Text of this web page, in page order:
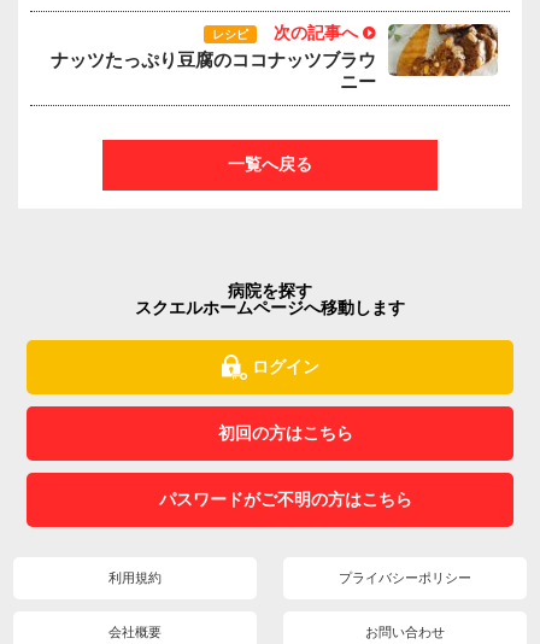
レシピ 次の記事へ
ナッツたっぷり豆腐のココナッツブラウ
ニー
一覧へ戻る
病院を探す
スクエルホームページへ移動します
ログイン
初回の方はこちら
パスワードがご不明の方はこちら
利用規約 プライバシーポリシー
会社概要 お問い合わせ